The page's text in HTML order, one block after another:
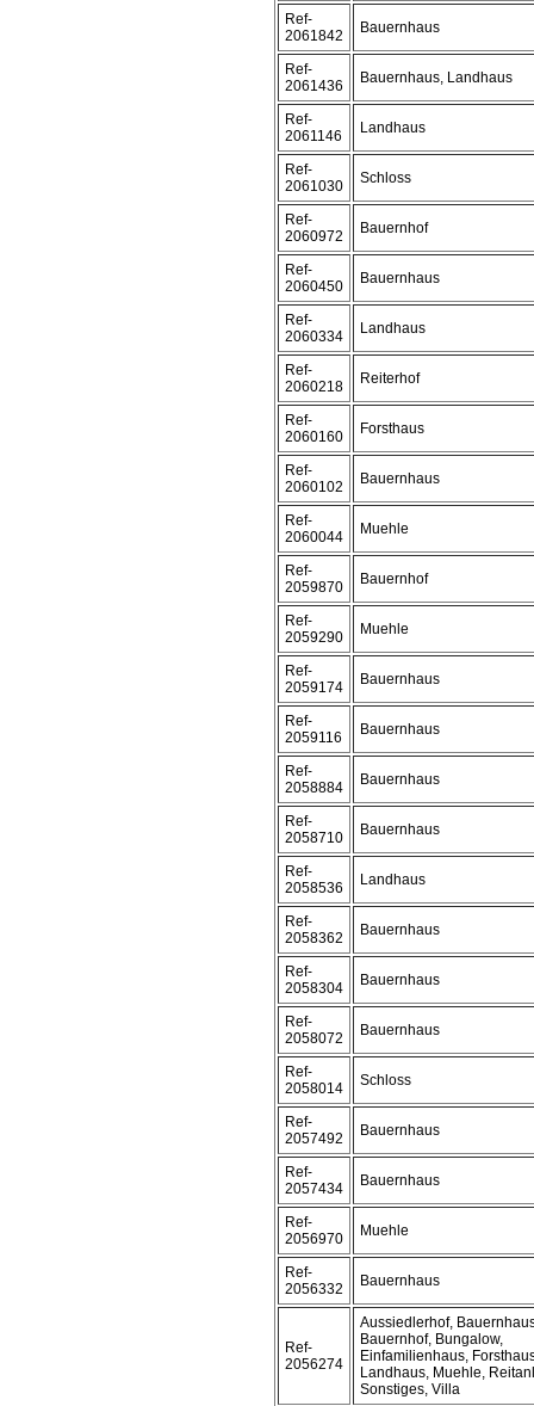
Ref-
2061842
Bauernhaus
Ref-
2061436
Bauernhaus, Landhaus
Ref-
2061146
Landhaus
Ref-
2061030
Schloss
Ref-
2060972
Bauernhof
Ref-
2060450
Bauernhaus
Ref-
2060334
Landhaus
Ref-
2060218
Reiterhof
Ref-
2060160
Forsthaus
Ref-
2060102
Bauernhaus
Ref-
2060044
Muehle
Ref-
2059870
Bauernhof
Ref-
2059290
Muehle
Ref-
2059174
Bauernhaus
Ref-
2059116
Bauernhaus
Ref-
2058884
Bauernhaus
Ref-
2058710
Bauernhaus
Ref-
2058536
Landhaus
Ref-
2058362
Bauernhaus
Ref-
2058304
Bauernhaus
Ref-
2058072
Bauernhaus
Ref-
2058014
Schloss
Ref-
2057492
Bauernhaus
Ref-
2057434
Bauernhaus
Ref-
2056970
Muehle
Ref-
2056332
Bauernhaus
Ref-
2056274
Aussiedlerhof,
Bauernhof, Bungalow,
Einfamilienhaus,
Landhaus, Muehle,
Sonstiges, Villa